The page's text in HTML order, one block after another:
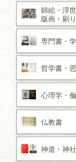
錦絵・浮
版画・刷
専門書・
哲学書・
心理学・
仏教書
神道・神